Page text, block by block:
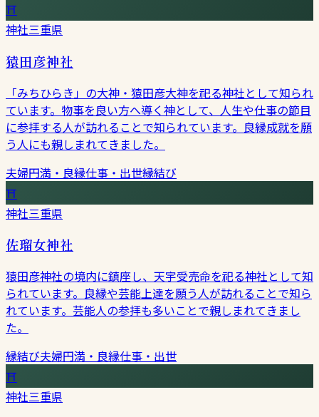
⛩
神社三重県
猿田彦神社
「みちひらき」の大神・猿田彦大神を祀る神社として知られ
ています。物事を良い方へ導く神として、人生や仕事の節目
に参拝する人が訪れることで知られています。良縁成就を願
う人にも親しまれてきました。
夫婦円満・良縁仕事・出世縁結び
⛩
神社三重県
佐瑠女神社
猿田彦神社の境内に鎮座し、天宇受売命を祀る神社として知
られています。良縁や芸能上達を願う人が訪れることで知ら
れています。芸能人の参拝も多いことで親しまれてきまし
た。
縁結び夫婦円満・良縁仕事・出世
⛩
神社三重県